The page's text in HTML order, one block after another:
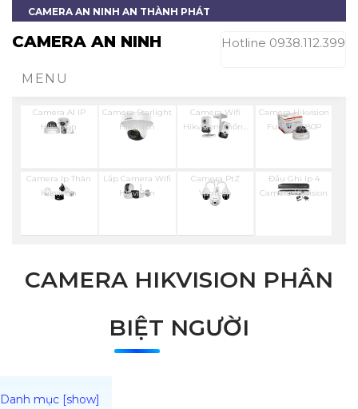
CAMERA AN NINH AN THÀNH PHÁT
CAMERA AN NINH Hotline 0938.112.399
MENU
Camera AI IP
Hikvision
Camera Starlight
Hikvision
Camera Wifi
Hikvision Chống
Trộm
Camera Hikvision
Full Hd 1080P
Camera Ip Thân
Hikvision
Lắp Camera Wifi
Hikvision
Camera PtZ
Vantech
Đầu Ghi Ip 4
Camera Kbvision
CAMERA HIKVISION PHÂN
BIỆT NGƯỜI